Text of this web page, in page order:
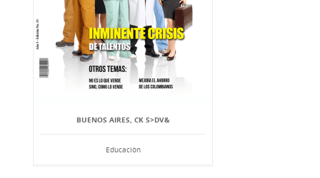
BUENOS AIRES, CK S>DV&
Educación